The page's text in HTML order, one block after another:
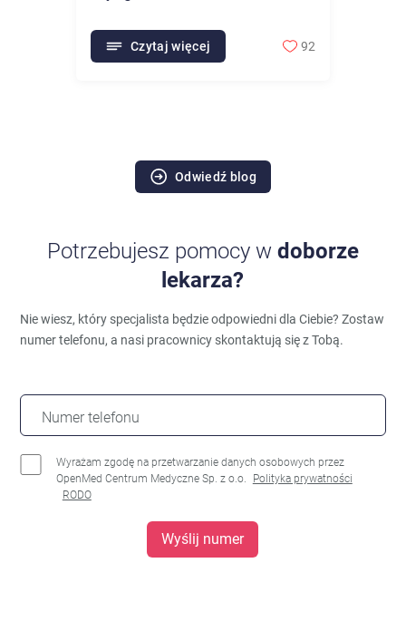
Czytaj więcej 92
Odwiedź blog
Potrzebujesz pomocy w doborze
lekarza?
Nie wiesz, który specjalista będzie odpowiedni dla Ciebie?Zostaw
numer telefonu, a nasi pracownicy skontaktują się z Tobą.
Numer telefonu
Wyrażam zgodę na przetwarzanie danych osobowych przez
OpenMed Centrum Medyczne Sp. z o.o.
Polityka prywatności
RODO
Wyślij numer